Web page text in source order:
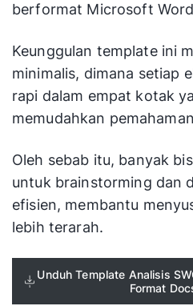
berformat Microsoft
Keunggulan template ini
minimalis, dimana setiap
rapi dalam empat kotak
memudahkan
Oleh sebab itu, banyak
untuk brainstorming dan
efisien, membantu
lebih terarah.
Unduh Template Analisis
Format